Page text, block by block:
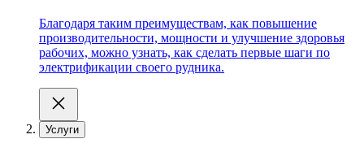
Благодаря таким преимуществам, как повышение
производительности, мощности и улучшение здоровья
рабочих, можно узнать, как сделать первые шаги по
электрификации своего рудника.
Услуги